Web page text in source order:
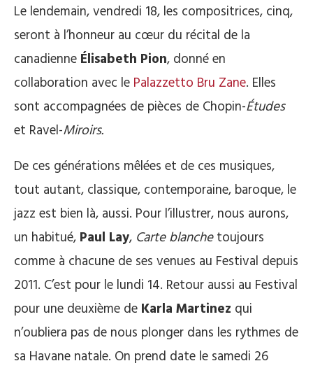
Le lendemain, vendredi 18, les compositrices, cinq,
seront à l’honneur au cœur du récital de la
canadienne Élisabeth Pion, donné en
collaboration avec le Palazzetto Bru Zane. Elles
sont accompagnées de pièces de Chopin-Études
et Ravel-Miroirs.
De ces générations mêlées et de ces musiques,
tout autant, classique, contemporaine, baroque, le
jazz est bien là, aussi. Pour l’illustrer, nous aurons,
un habitué, Paul Lay, Carte blanchetoujours
comme à chacune de ses venues au Festival depuis
2011. C’est pour le lundi 14. Retour aussi au Festival
pour une deuxième de Karla Martinez qui
n’oubliera pas de nous plonger dans les rythmes de
sa Havane natale. On prend date le samedi 26